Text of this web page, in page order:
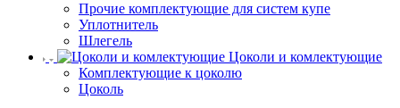
Прочие комплектующие для систем купе
Уплотнитель
Шлегель
Цоколи и комлектующие
Комплектующие к цоколю
Цоколь